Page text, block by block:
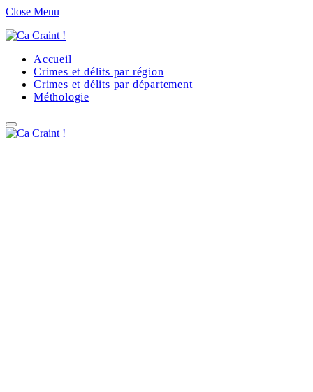
Close Menu
Accueil
Crimes et délits par région
Crimes et délits par département
Méthologie